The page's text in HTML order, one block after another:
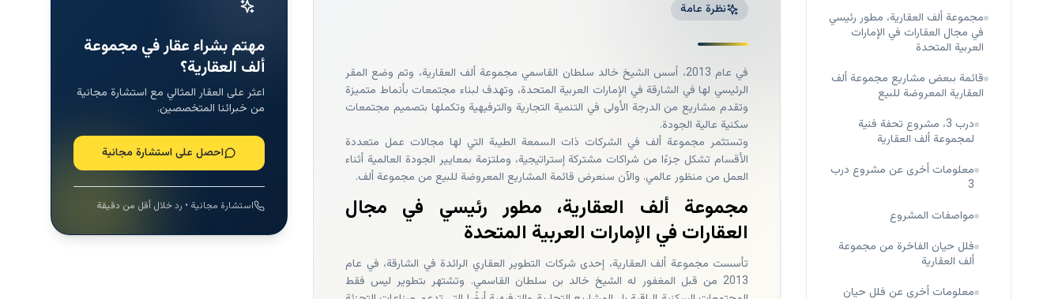
مجموعة ألف العقارية، مطور رئيسي
في مجال العقارات في الإمارات
العربية المتحدة
قائمة ببعض مشاريع مجموعة ألف
العقارية المعروضة للبيع
درب 3، مشروع تحفة فنية
لمجموعة ألف العقارية
معلومات أخرى عن مشروع درب
3
مواصفات المشروع
فلل حيان الفاخرة من مجموعة
ألف العقارية
معلومات أخرى عن فلل حيان
نظرة عامة
في عام 2013، أسس الشيخ خالد سلطان القاسمي مجموعة ألف العقارية، وتم وضع المقر
الرئيسي لها في الشارقة في الإمارات العربية المتحدة، وتهدف لبناء مجتمعات بأنماط متميزة
وتقدم مشاريع من الدرجة الأولى في التنمية التجارية والترفيهية وتكملها بتصميم مجتمعات
سكنية عالية الجودة.
وتستثمر مجموعة ألف في الشركات ذات السمعة الطيبة التي لها مجالات عمل متعددة
الأقسام تشكل جزءًا من شراكات مشتركة إستراتيجية، وملتزمة بمعايير الجودة العالمية أثناء
العمل من منظور عالمي. والآن سنعرض قائمة المشاريع المعروضة للبيع من مجموعة ألف.
مجموعة ألف العقارية، مطور رئيسي في مجال
العقارات في الإمارات العربية المتحدة
تأسست مجموعة ألف العقارية، إحدى شركات التطوير العقاري الرائدة في الشارقة، في عام
2013 من قبل المغفور له الشيخ خالد بن سلطان القاسمي. وتشتهر بتطوير ليس فقط
مهتم بشراء عقار في مجموعة
ألف العقارية؟
اعثر على العقار المثالي مع استشارة مجانية
من خبرائنا المتخصصين.
احصل على استشارة مجانية
استشارة مجانية • رد خلال أقل من دقيقة